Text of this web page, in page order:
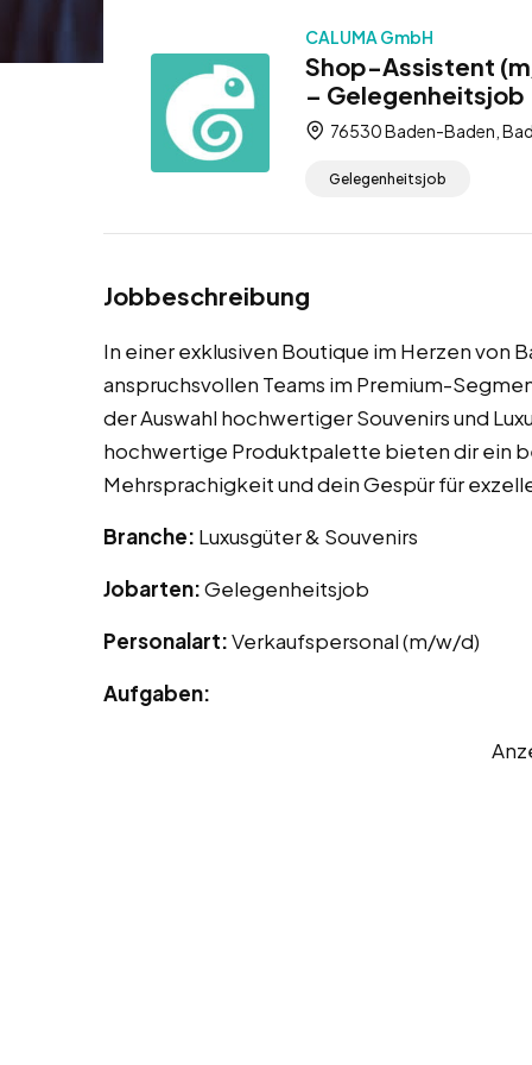
CALUMA GmbH
Shop-Assistent
– Gelegenheitsjob
76530 Baden-Baden,
Gelegenheitsjob
Jobbeschreibung
In einer exklusiven Boutique im Herzen von
anspruchsvollen Teams im Premium-
der Auswahl hochwertiger Souvenirs und
hochwertige Produktpalette bieten dir ein
Mehrsprachigkeit und dein Gespür für
Branche: Luxusgüter & Souvenirs
Jobarten:Gelegenheitsjob
Personalart:Verkaufspersonal (m/w/d)
Aufgaben: